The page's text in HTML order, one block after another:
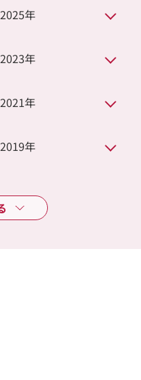
2025年
2023年
2021年
2019年